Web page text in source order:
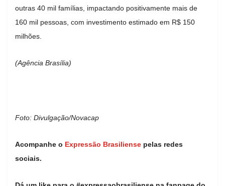
outras 40 mil famílias, impactando positivamente mais de
160 mil pessoas, com investimento estimado em R$ 150
milhões.
(Agência Brasília)
Foto: Divulgação/Novacap
Acompanhe o Expressão Brasiliense pelas redes
sociais.